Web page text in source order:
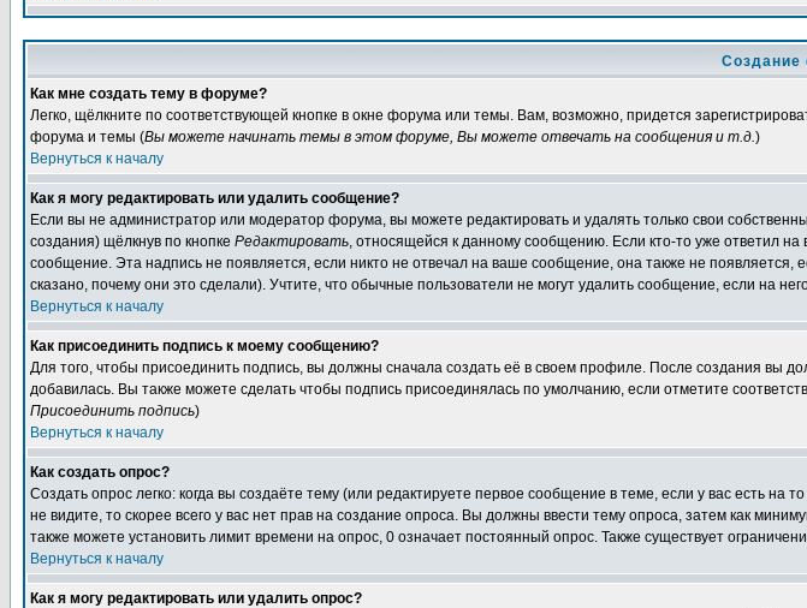
Создание
Как мне создать тему в форуме?
Легко, щёлкните по соответствующей кнопке в окне форума или темы. Вам, возможно, придется
форума и темы (Вы можете начинать темы в этом форуме, Вы можете отвечать на сообщения и т.д.)
Вернуться к началу
Как я могу редактировать или удалить сообщение?
Если вы не администратор или модератор форума, вы можете редактировать и удалять только свои
создания) щёлкнув по кнопке Редактировать, относящейся к данному сообщению. Если кто-то уже ответил
сообщение. Эта надпись не появляется, если никто не отвечал на ваше сообщение, она также не
сказано, почему они это сделали). Учтите, что обычные пользователи не могут удалить сообщение, если на
Вернуться к началу
Как присоединить подпись к моему сообщению?
Для того, чтобы присоединить подпись, вы должны сначала создать её в своем профиле. После создания вы
добавилась. Вы также можете сделать чтобы подпись присоединялась по умолчанию, если отметите
Присоединить подпись)
Вернуться к началу
Как создать опрос?
Создать опрос легко: когда вы создаёте тему (или редактируете первое сообщение в теме, если у вас есть
не видите, то скорее всего у вас нет прав на создание опроса. Вы должны ввести тему опроса, затем как
также можете установить лимит времени на опрос, 0 означает постоянный опрос. Также существует
Вернуться к началу
Как я могу редактировать или удалить опрос?